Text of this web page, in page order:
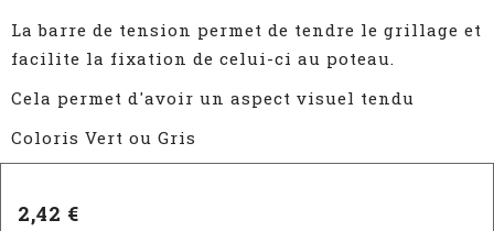
La barre de tension permet de tendre le grillage et
facilite la fixation de celui-ci au poteau.
Cela permet d'avoir un aspect visuel tendu
Coloris Vert ou Gris
2,42 €